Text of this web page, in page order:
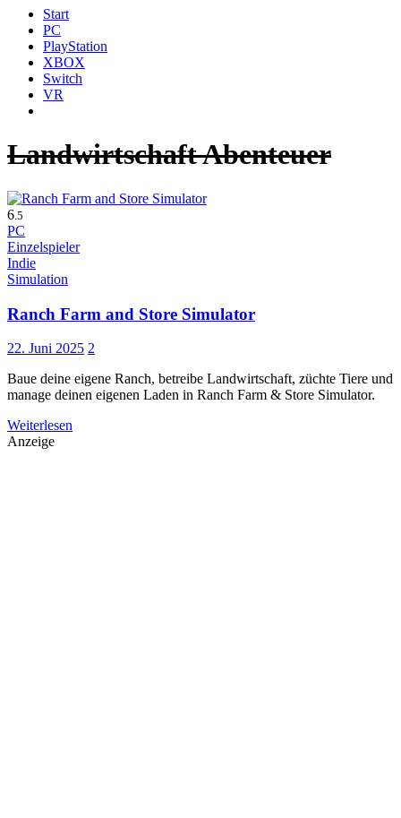
Start
PC
PlayStation
XBOX
Switch
VR
Landwirtschaft Abenteuer
6 .5
PC
Einzelspieler
Indie
Simulation
Ranch Farm and Store Simulator
22. Juni 2025 2
Baue deine eigene Ranch, betreibe Landwirtschaft, züchte Tiere und
manage deinen eigenen Laden in Ranch Farm & Store Simulator.
Weiterlesen
Anzeige